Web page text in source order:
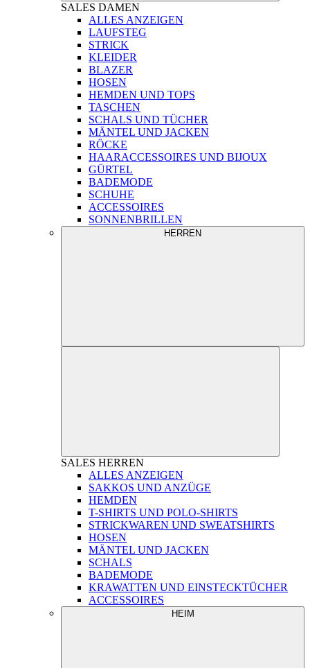
SALES DAMEN
ALLES ANZEIGEN
LAUFSTEG
STRICK
KLEIDER
BLAZER
HOSEN
HEMDEN UND TOPS
TASCHEN
SCHALS UND TÜCHER
MÄNTEL UND JACKEN
RÖCKE
HAARACCESSOIRES UND BIJOUX
GÜRTEL
BADEMODE
SCHUHE
ACCESSOIRES
SONNENBRILLEN
HERREN
SALES HERREN
ALLES ANZEIGEN
SAKKOS UND ANZÜGE
HEMDEN
T-SHIRTS UND POLO-SHIRTS
STRICKWAREN UND SWEATSHIRTS
HOSEN
MÄNTEL UND JACKEN
SCHALS
BADEMODE
KRAWATTEN UND EINSTECKTÜCHER
ACCESSOIRES
HEIM